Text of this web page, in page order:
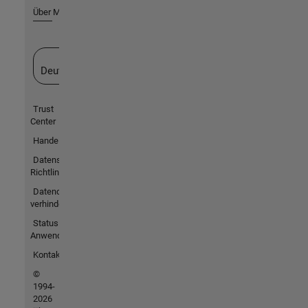
Über MathWorks
Deutschland
Trust
Center
Handelsmarken
Datenschutz-
Richtlinien
Datendiebstahl
verhindern
Status von
Anwendungen
Kontakt
©
1994-
2026